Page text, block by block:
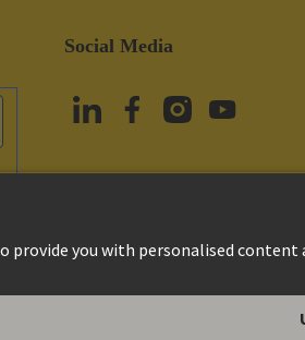
Social Media